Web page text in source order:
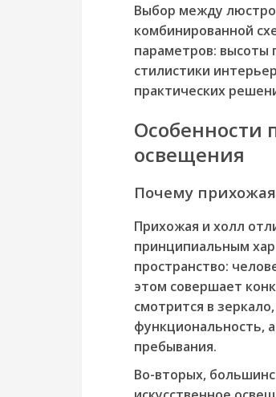
Выбор между
комбинированной
параметров: высоты
стилистики
практических
Особенности
освещения
Почему прихожая
Прихожая и холл
принципиальным
пространство:
этом совершает
смотрится в
функциональность,
пребывания.
Во-вторых,